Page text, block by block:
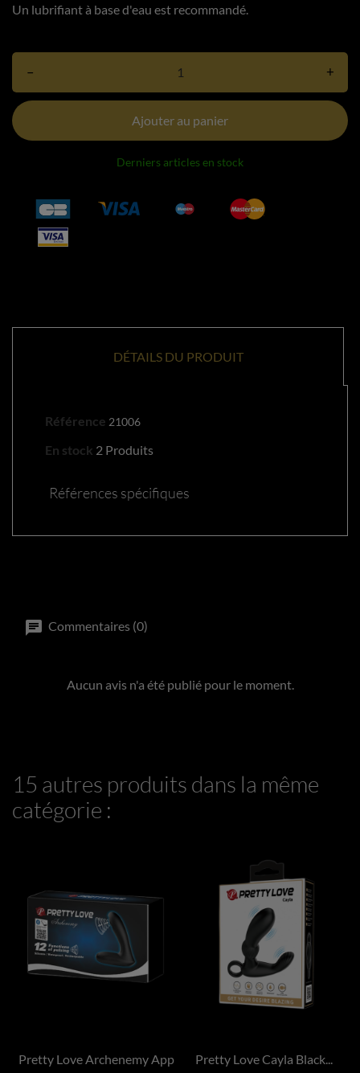
Un lubrifiant à base d'eau est recommandé.
– +
Ajouter au panier
Derniers articles en stock
DÉTAILS DU PRODUIT
Référence 21006
En stock 2 Produits
Références spécifiques
Commentaires (0)
Aucun avis n'a été publié pour le moment.
15 autres produits dans la même
catégorie :
Pretty Love Archenemy App Pretty Love Cayla Black...